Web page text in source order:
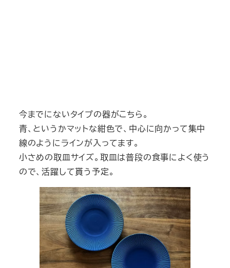
今までにないタイプの器がこちら。
青、というかマットな紺色で、中心に向かって集中
線のようにラインが入ってます。
小さめの取皿サイズ。取皿は普段の食事によく使う
ので、活躍して貰う予定。